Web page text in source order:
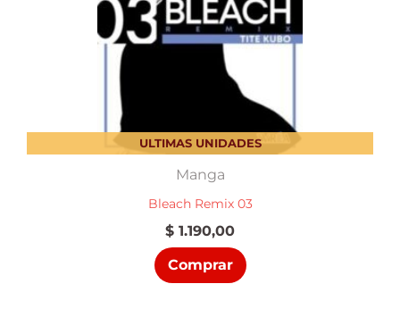
ULTIMAS UNIDADES
Manga
Bleach Remix 03
$ 1.190,00
Comprar